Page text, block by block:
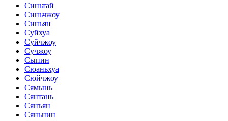
Синьтай
Синьчжоу
Синьян
Суйхуа
Суйчжоу
Сучжоу
Сыпин
Сюаньхуа
Сюйчжоу
Сямынь
Сянтань
Сянъян
Сяньнин